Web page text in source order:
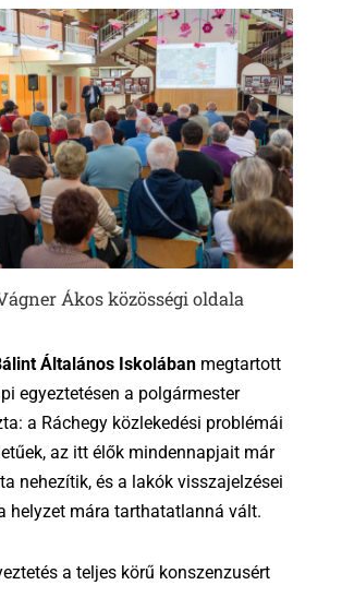
Ákos közösségi oldala
Általános Iskolában megtartott
egyeztetésen a polgármester
a Ráchegy közlekedési problémái
az itt élők mindennapjait már
nehezítik, és a lakók visszajelzései
helyzet mára tarthatatlanná vált.
a teljes körű konszenzusért